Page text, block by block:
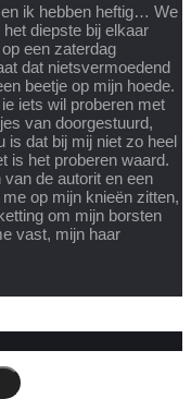
ik hebben heftig… We
diepste bij elkaar
een zaterdag
dat nietsvermoedend
beetje op mijn hoede.
iets wil proberen met
van doorgestuurd,
is dat bij mij niet zo heel
is het proberen waard.
de autorit en een
op mijn knieën zitten,
om mijn borsten
vast, mijn haar